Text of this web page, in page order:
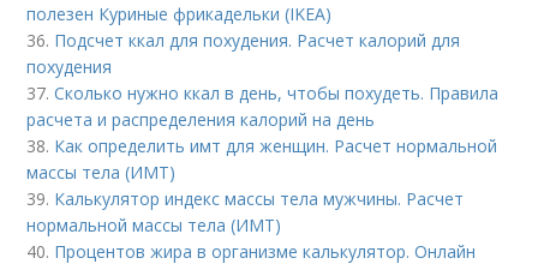
полезен Куриные фрикадельки (IKEA)
36. Подсчет ккал для похудения. Расчет калорий для
похудения
37.Сколько нужно ккал в день, чтобы похудеть. Правила
расчета и распределения калорий на день
38. Как определить имт для женщин. Расчет нормальной
массы тела (ИМТ)
39. Калькулятор индекс массы тела мужчины. Расчет
нормальной массы тела (ИМТ)
40. Процентов жира в организме калькулятор. Онлайн